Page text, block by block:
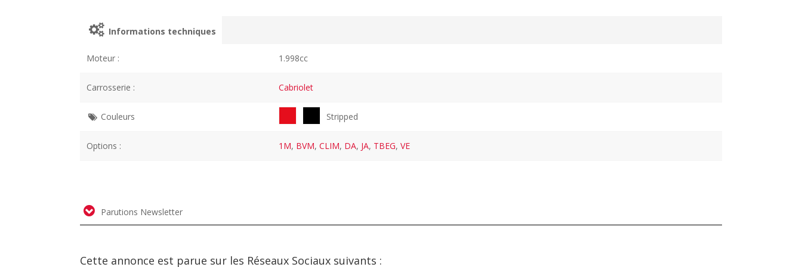
Informations techniques
Moteur : 1.998cc
Carrosserie : Cabriolet
Couleurs Stripped
Options : 1M, BVM,CLIM, DA, JA, TBEG,VE
Parutions Newsletter
Cette annonce est parue sur les Réseaux Sociaux suivants :